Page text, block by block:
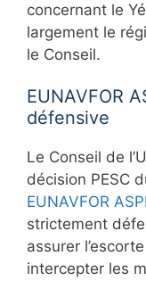
concernant le
largement le
le Conseil.
EUNAVFOR
défensive
Le Conseil de
décision PESC
EUNAVFOR
strictement
assurer
intercepter les